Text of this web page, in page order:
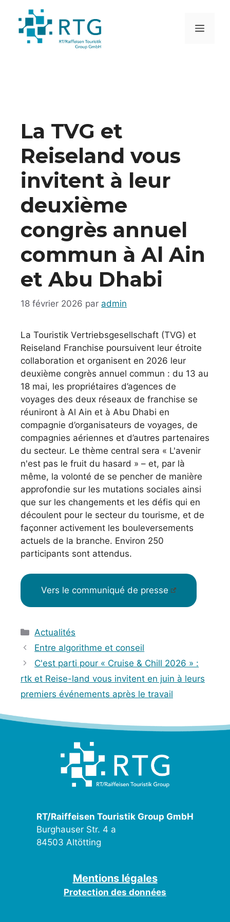
contenu
La TVG et
Reiseland vous
invitent à leur
deuxième
congrès annuel
commun à Al Ain
et Abu Dhabi
18 février 2026 par admin
La Touristik Vertriebsgesellschaft (TVG) et
Reiseland Franchise poursuivent leur étroite
collaboration et organisent en 2026 leur
deuxième congrès annuel commun : du 13 au
18 mai, les propriétaires d’agences de
voyages des deux réseaux de franchise se
réuniront à Al Ain et à Abu Dhabi en
compagnie d’organisateurs de voyages, de
compagnies aériennes et d’autres partenaires
du secteur. Le thème central sera « L'avenir
n'est pas le fruit du hasard » – et, par là
même, la volonté de se pencher de manière
approfondie sur les mutations sociales ainsi
que sur les changements et les défis qui en
découlent pour le secteur du tourisme, et de
façonner activement les bouleversements
actuels de la branche. Environ 250
participants sont attendus.
Vers le communiqué de presse
Catégories
Actualités
Entre algorithme et conseil
C'est parti pour « Cruise & Chill 2026 » :
rtk et Reise-land vous invitent en juin à leurs
premiers événements après le travail
RT/Raiffeisen Touristik Group GmbH
Burghauser Str. 4 a
84503 Altötting
Mentions légales
Protection des données